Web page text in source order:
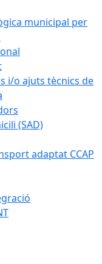
municipal per
i/o ajuts tècnics de
(SAD)
adaptat CCAP